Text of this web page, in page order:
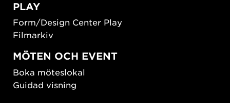
PLAY
Form/Design Center Play
Filmarkiv
MÖTEN OCH EVENT
Boka möteslokal
Guidad visning